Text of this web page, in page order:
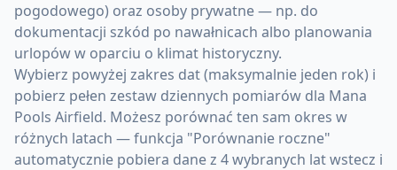
pogodowego) oraz osoby prywatne — np. do
dokumentacji szkód po nawałnicach albo planowania
urlopów w oparciu o klimat historyczny.
Wybierz powyżej zakres dat (maksymalnie jeden rok) i
pobierz pełen zestaw dziennych pomiarów dla Mana
Pools Airfield. Możesz porównać ten sam okres w
różnych latach — funkcja "Porównanie roczne"
automatycznie pobiera dane z 4 wybranych lat wstecz i